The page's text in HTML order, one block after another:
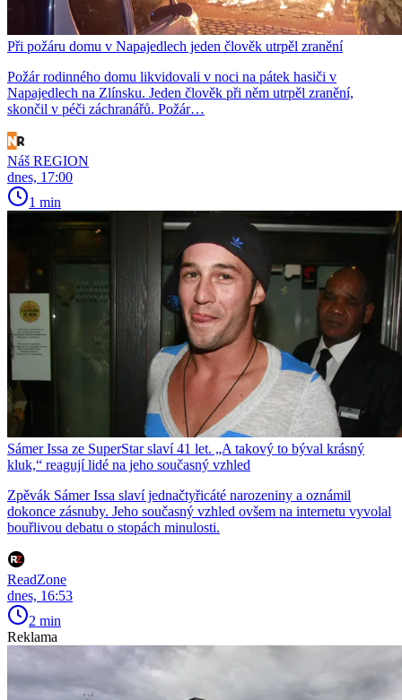
Při požáru domu v Napajedlech jeden člověk utrpěl zranění
Požár rodinného domu likvidovali v noci na pátek hasiči v
Napajedlech na Zlínsku. Jeden člověk při něm utrpěl zranění,
skončil v péči záchranářů. Požár…
Náš REGION
dnes, 17:00
1 min
Sámer Issa ze SuperStar slaví 41 let. „A takový to býval krásný
kluk,“ reagují lidé na jeho současný vzhled
Zpěvák Sámer Issa slaví jednačtyřicáté narozeniny a oznámil
dokonce zásnuby. Jeho současný vzhled ovšem na internetu vyvolal
bouřlivou debatu o stopách minulosti.
ReadZone
dnes, 16:53
2 min
Reklama